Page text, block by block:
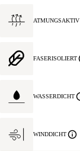
ATMUNGSAKTIV
FASERISOLIERT
WASSERDICHT
WINDDICHT